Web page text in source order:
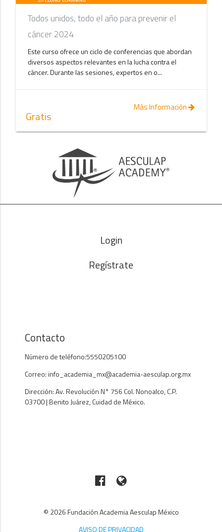
Todos unidos, todo el año para prevenir el
cáncer 2024
Este curso ofrece un ciclo de conferencias que abordan
diversos aspectos relevantes en la lucha contra el
cáncer. Durante las sesiones, expertos en o...
Gratis
Más Información
Login
Regístrate
Contacto
Número de teléfono:5550205100
Correo: info_academia_mx@academia-aesculap.org.mx
Dirección: Av. Revolución N° 756 Col. Nonoalco, C.P.
03700 | Benito Juárez, Cuidad de México.
© 2026 Fundación Academia Aesculap México
AVISO DE PRIVACIDAD